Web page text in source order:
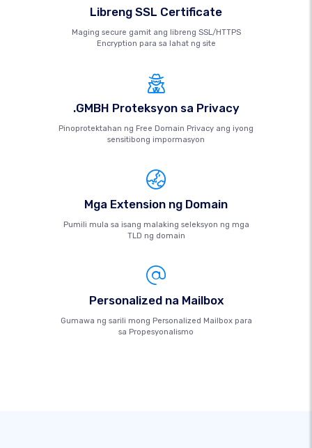
Libreng SSL Certificate
Maging secure gamit ang libreng SSL/HTTPS
Encryption para sa lahat ng site
.GMBH Proteksyon sa Privacy
Pinoprotektahan ng Free Domain Privacy ang iyong
sensitibong impormasyon
Mga Extension ng Domain
Pumili mula sa isang malaking seleksyon ng mga
TLD ng domain
Personalized na Mailbox
Gumawa ng sarili mong Personalized Mailbox para
sa Propesyonalismo